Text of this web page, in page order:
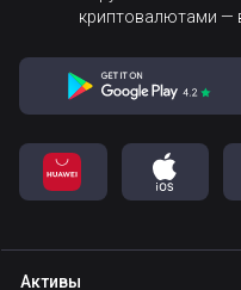
криптовалютами —
Активы